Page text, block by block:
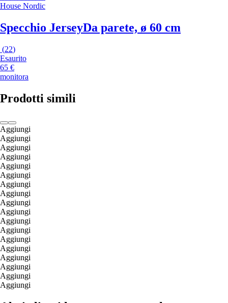
House Nordic
Specchio JerseyDa parete, ø 60 cm
(22)
Esaurito
65 €
monitora
Prodotti simili
Aggiungi
Aggiungi
Aggiungi
Aggiungi
Aggiungi
Aggiungi
Aggiungi
Aggiungi
Aggiungi
Aggiungi
Aggiungi
Aggiungi
Aggiungi
Aggiungi
Aggiungi
Aggiungi
Aggiungi
Aggiungi